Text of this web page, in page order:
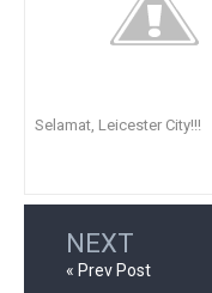
Selamat, Leicester City!!!
NEXT
« Prev Post